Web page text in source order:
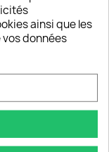
ainsi que les
données